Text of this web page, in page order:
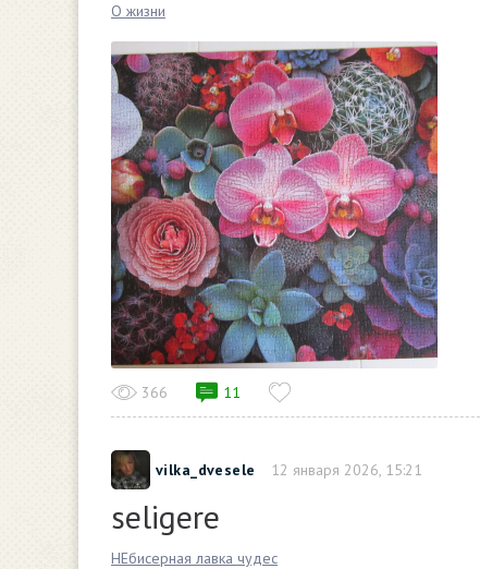
О жизни
366 11
vilka_dvesele 12 января 2026, 15:21
seligere
НЕбисерная лавка чудес